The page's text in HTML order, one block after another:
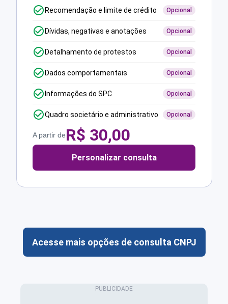
Recomendação e limite de crédito Opcional
Dívidas, negativas e anotações Opcional
Detalhamento de protestos Opcional
Dados comportamentais Opcional
Informações do SPC Opcional
Quadro societário e administrativo Opcional
A partir deR$ 30,00
Personalizar consulta
Acesse mais opções de consulta CNPJ